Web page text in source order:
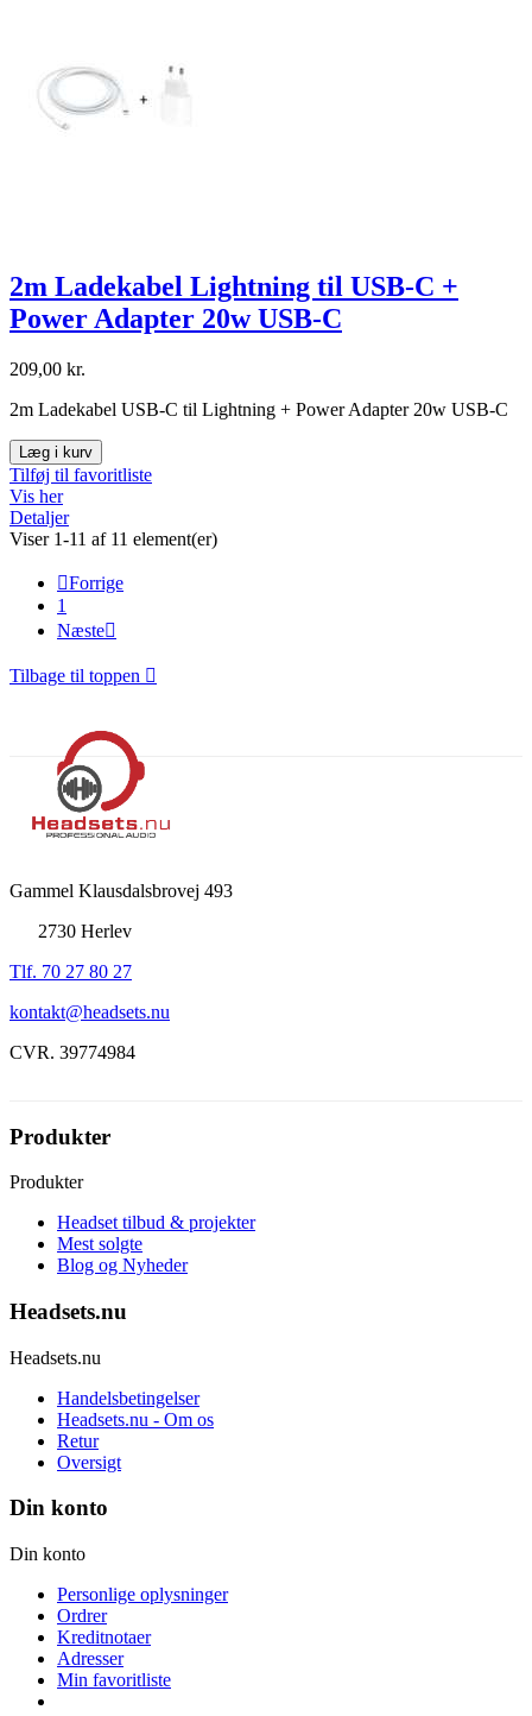
2m Ladekabel Lightning til USB-C +
Power Adapter 20w USB-C
209,00 kr.
2m Ladekabel USB-C til Lightning + Power Adapter 20w USB-C
Læg i kurv
Tilføj til favoritliste
Vis her
Detaljer
Viser 1-11 af 11 element(er)
Forrige
1
Næste
Tilbage til toppen 
Gammel Klausdalsbrovej 493
2730 Herlev
Tlf. 70 27 80 27
kontakt@headsets.nu
CVR. 39774984
Produkter
Produkter
Headset tilbud & projekter
Mest solgte
Blog og Nyheder
Headsets.nu
Headsets.nu
Handelsbetingelser
Headsets.nu - Om os
Retur
Oversigt
Din konto
Din konto
Personlige oplysninger
Ordrer
Kreditnotaer
Adresser
Min favoritliste